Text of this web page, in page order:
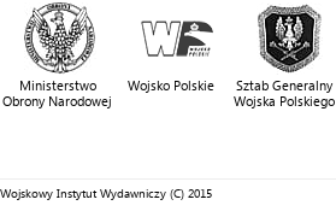
Ministerstwo
Obrony Narodowej
Wojsko Polskie
Sztab Generalny
Wojska Polskiego
Wojskowy Instytut Wydawniczy (C) 2015